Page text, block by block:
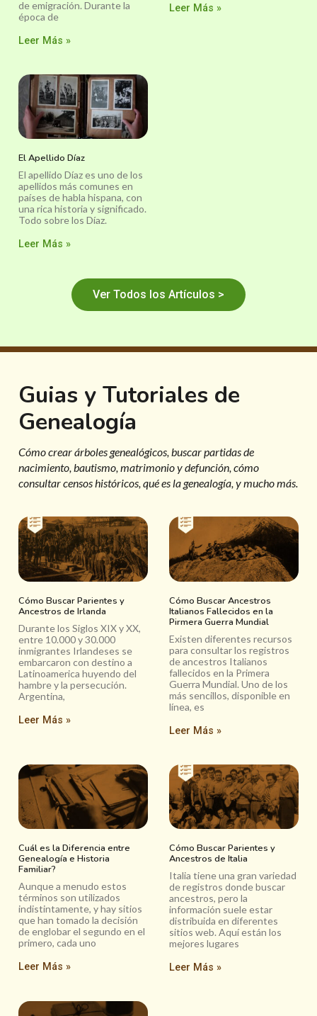
de emigración. Durante la
época de
Leer Más »
Leer Más »
El Apellido Díaz
El apellido Díaz es uno de los
apellidos más comunes en
países de habla hispana, con
una rica historia y significado.
Todo sobre los Díaz.
Leer Más »
Ver Todos los Artículos >
Guias y Tutoriales de
Genealogía
Cómo crear árboles genealógicos, buscar partidas de
nacimiento, bautismo, matrimonio y defunción, cómo
consultar censos históricos, qué es la genealogía, y mucho más.
Cómo Buscar Parientes y
Ancestros de Irlanda
Durante los Siglos XIX y XX,
entre 10.000 y 30.000
inmigrantes Irlandeses se
embarcaron con destino a
Latinoamerica huyendo del
hambre y la persecución.
Argentina,
Leer Más »
Cómo Buscar Ancestros
Italianos Fallecidos en la
Pirmera Guerra Mundial
Existen diferentes recursos
para consultar los registros
de ancestros Italianos
fallecidos en la Primera
Guerra Mundial. Uno de los
más sencillos, disponible en
línea, es
Leer Más »
Cuál es la Diferencia entre
Genealogía e Historia
Familiar?
Aunque a menudo estos
términos son utilizados
indistintamente, y hay sitios
que han tomado la decisión
de englobar el segundo en el
primero, cada uno
Leer Más »
Cómo Buscar Parientes y
Ancestros de Italia
Italia tiene una gran variedad
de registros donde buscar
ancestros, pero la
información suele estar
distribuida en diferentes
sitios web. Aquí están los
mejores lugares
Leer Más »